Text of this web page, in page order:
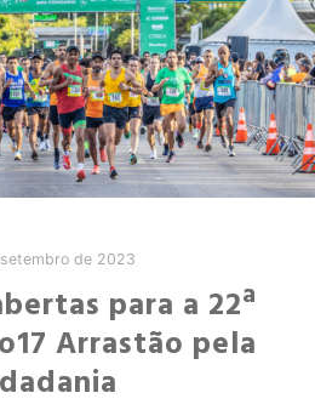
de 2023
para a 22ª
Arrastão pela